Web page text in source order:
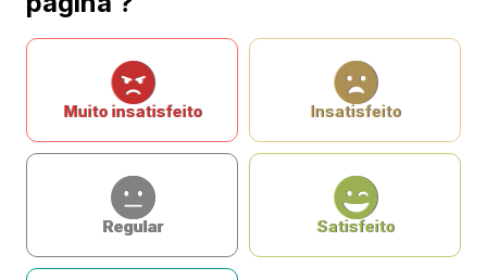
Muito insatisfeito Insatisfeito
Regular Satisfeito